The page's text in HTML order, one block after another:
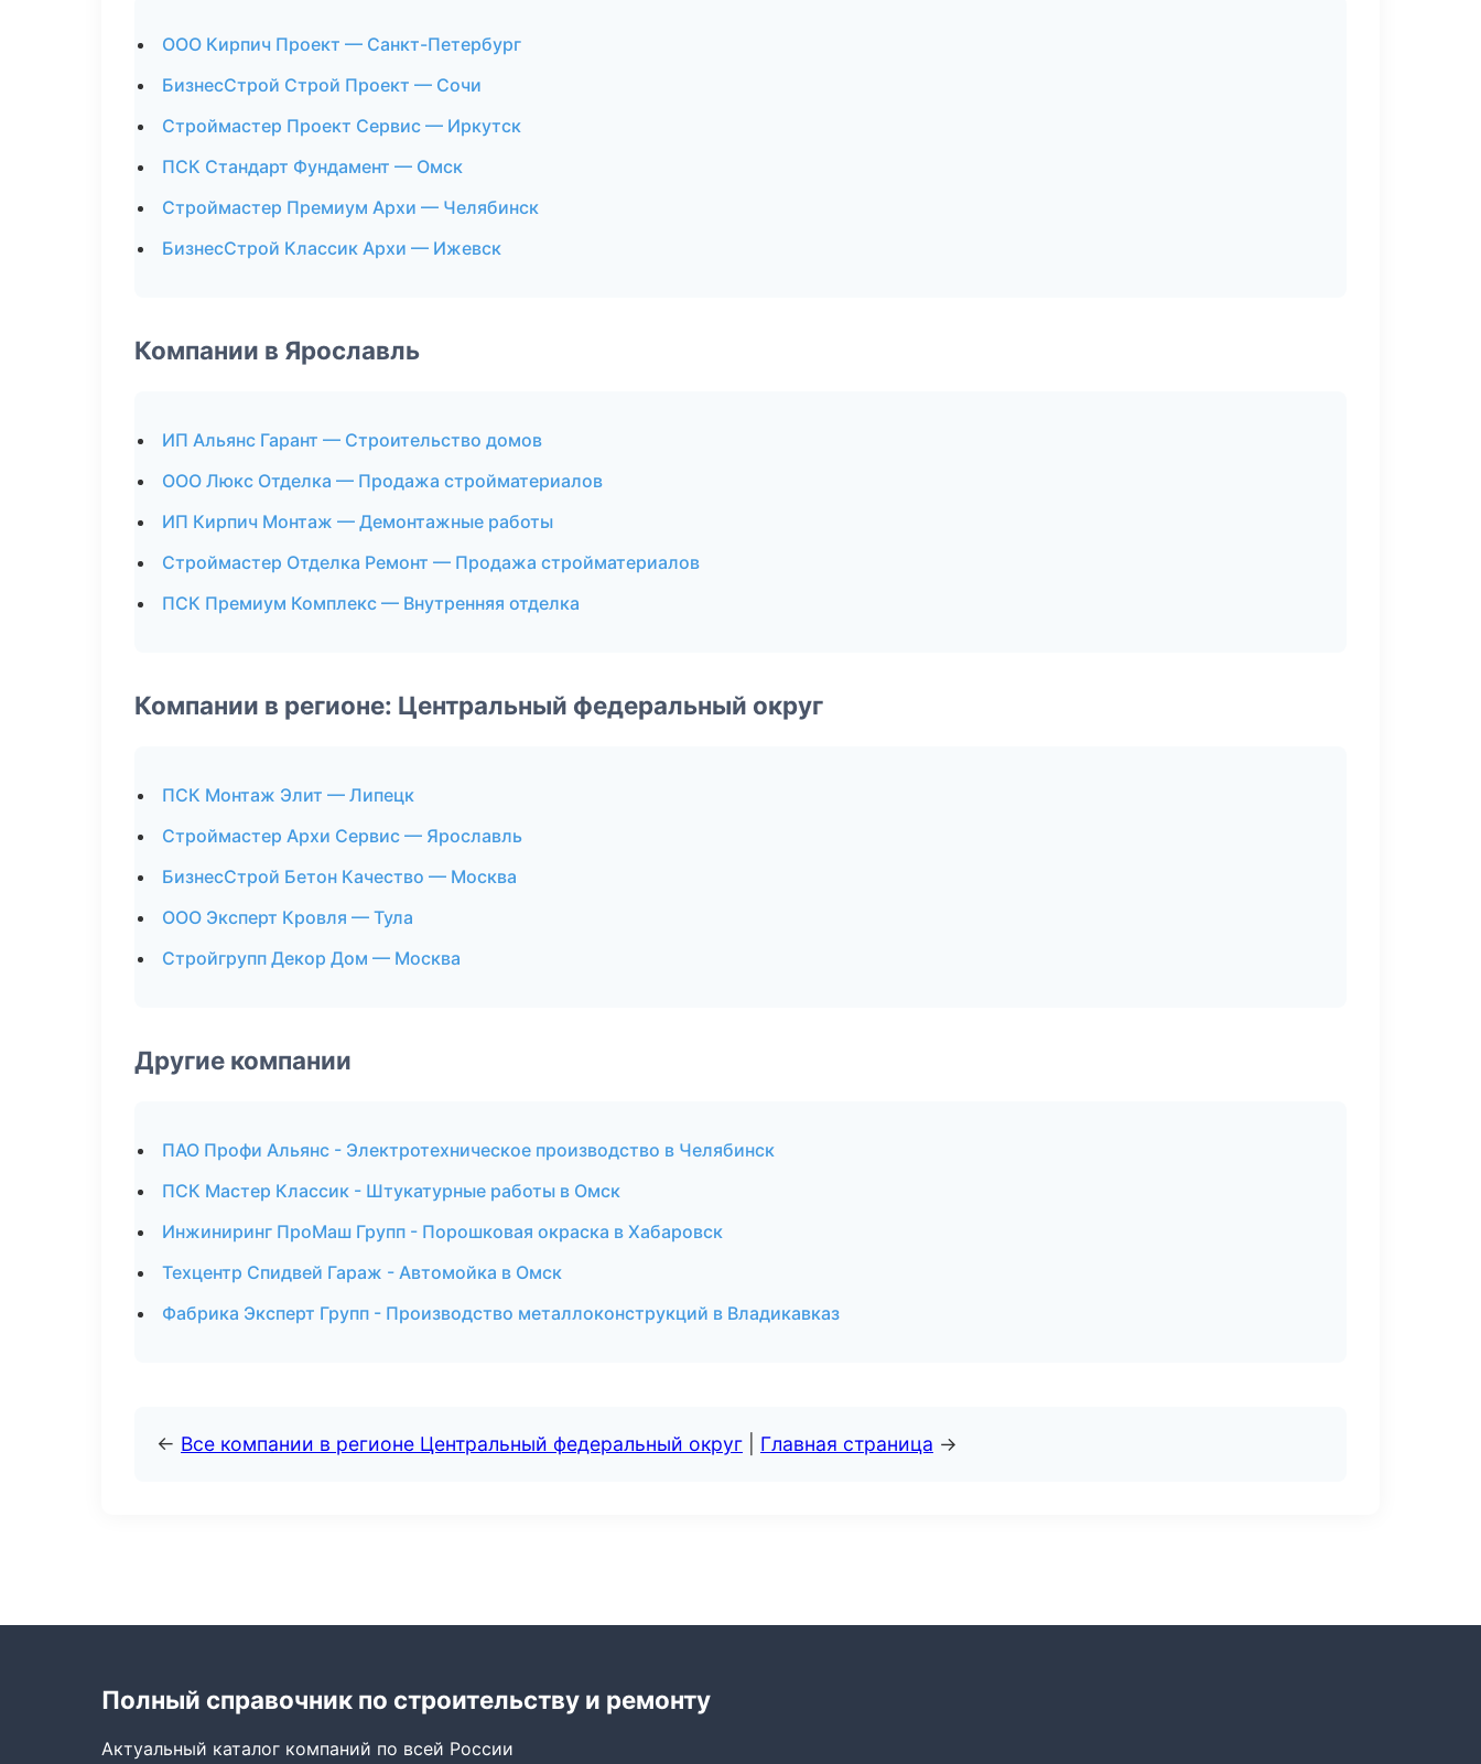
ООО Кирпич Проект — Санкт-Петербург
БизнесСтрой Строй Проект — Сочи
Строймастер Проект Сервис — Иркутск
ПСК Стандарт Фундамент — Омск
Строймастер Премиум Архи — Челябинск
БизнесСтрой Классик Архи — Ижевск
Компании в Ярославль
ИП Альянс Гарант — Строительство домов
ООО Люкс Отделка — Продажа стройматериалов
ИП Кирпич Монтаж — Демонтажные работы
Строймастер Отделка Ремонт — Продажа стройматериалов
ПСК Премиум Комплекс — Внутренняя отделка
Компании в регионе: Центральный федеральный округ
ПСК Монтаж Элит — Липецк
Строймастер Архи Сервис — Ярославль
БизнесСтрой Бетон Качество — Москва
ООО Эксперт Кровля — Тула
Стройгрупп Декор Дом — Москва
Другие компании
ПАО Профи Альянс - Электротехническое производство в Челябинск
ПСК Мастер Классик - Штукатурные работы в Омск
Инжиниринг ПроМаш Групп - Порошковая окраска в Хабаровск
Техцентр Спидвей Гараж - Автомойка в Омск
Фабрика Эксперт Групп - Производство металлоконструкций в Владикавказ
← Все компании в регионе Центральный федеральный округ Главная страница →
Полный справочник по строительству и ремонту
Актуальный каталог компаний по всей России